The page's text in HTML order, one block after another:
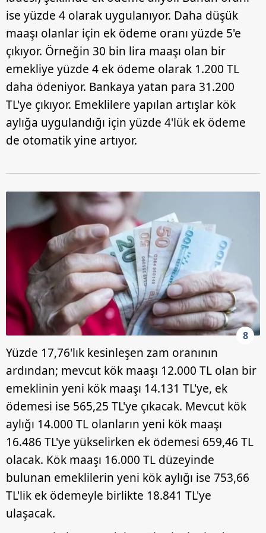
ilgili mevzuata uygun olarak kullanılan çerezlerle ilgili bilgi
almak için lütfentıklayınız.
ise yüzde 4 olarak uygulanıyor. Daha düşük
maaşı olanlar için ek ödeme oranı yüzde 5'e
çıkıyor. Örneğin 30 bin lira maaşı olan bir
emekliye yüzde 4 ek ödeme olarak 1.200 TL
daha ödeniyor. Bankaya yatan para 31.200
TL'ye çıkıyor. Emeklilere yapılan artışlar kök
aylığa uygulandığı için yüzde 4'lük ek ödeme
de otomatik yine artıyor.
8
Yüzde 17,76'lık kesinleşen zam oranının
ardından; mevcut kök maaşı 12.000 TL olan bir
emeklinin yeni kök maaşı 14.131 TL'ye, ek
ödemesi ise 565,25 TL'ye çıkacak. Mevcut kök
aylığı 14.000 TL olanların yeni kök maaşı
16.486 TL'ye yükselirken ek ödemesi 659,46 TL
olacak. Kök maaşı 16.000 TL düzeyinde
bulunan emeklilerin yeni kök aylığı ise 753,66
TL'lik ek ödemeyle birlikte 18.841 TL'ye
ulaşacak.